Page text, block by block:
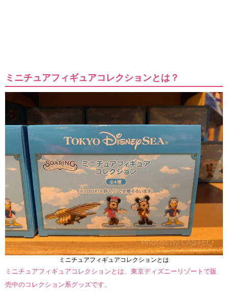
ミニチュアフィギュアコレクションとは？
ミニチュアフィギュアコレクションとは
ミニチュアフィギュアコレクションとは、東京ディズニーリゾートで販
売中のコレクション系グッズです。